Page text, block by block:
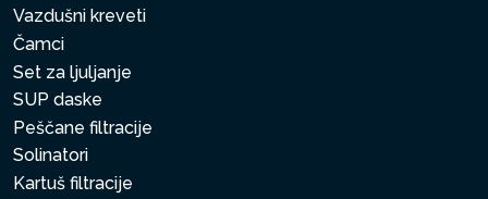
Vazdušni kreveti
Čamci
Set za ljuljanje
SUP daske
Peščane filtracije
Solinatori
Kartuš filtracije